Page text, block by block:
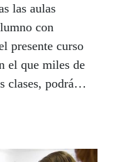
las aulas
con
presente curso
el que miles de
clases, podrán
a la base